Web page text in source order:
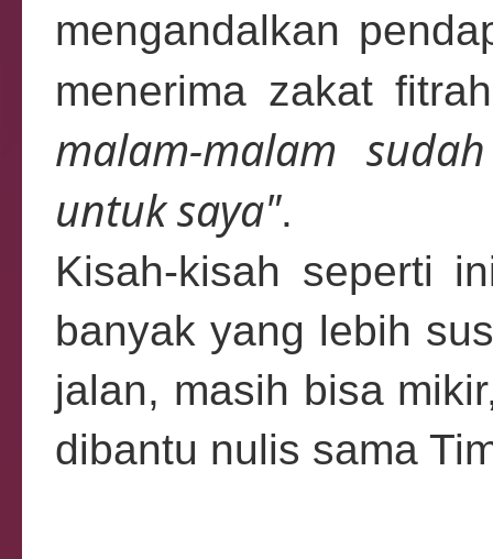
mengandalkan
menerima zakat
malam-malam
untuk saya".
Kisah-kisah seperti
banyak yang lebih
jalan, masih bisa
dibantu nulis sama